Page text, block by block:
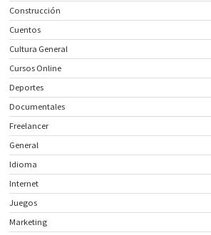
Construcción
Cuentos
Cultura General
Cursos Online
Deportes
Documentales
Freelancer
General
Idioma
Internet
Juegos
Marketing